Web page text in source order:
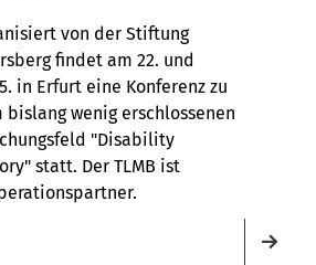
von der Stiftung
findet am 22. und
in Erfurt eine Konferenz zu
bislang wenig erschlossenen
"Disability
statt. Der TLMB ist